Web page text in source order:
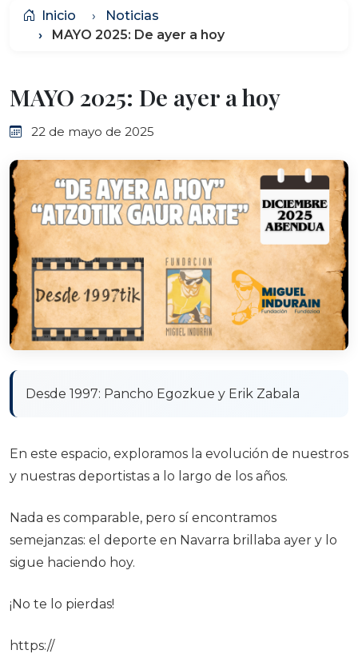
Inicio
Noticias
MAYO 2025: De ayer a hoy
MAYO 2025: De ayer a hoy
22 de mayo de 2025
Desde 1997: Pancho Egozkue y Erik Zabala
En este espacio, exploramos la evolución de nuestros
y nuestras deportistas a lo largo de los años.
Nada es comparable, pero sí encontramos
semejanzas: el deporte en Navarra brillaba ayer y lo
sigue haciendo hoy.
¡No te lo pierdas!
https://